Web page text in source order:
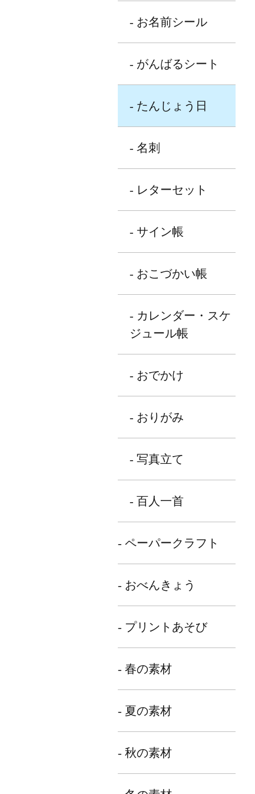
- お名前シール
- がんばるシート
- たんじょう日
- 名刺
- レターセット
- サイン帳
- おこづかい帳
- カレンダー・スケ
ジュール帳
- おでかけ
- おりがみ
- 写真立て
- 百人一首
- ペーパークラフト
- おべんきょう
- プリントあそび
- 春の素材
- 夏の素材
- 秋の素材